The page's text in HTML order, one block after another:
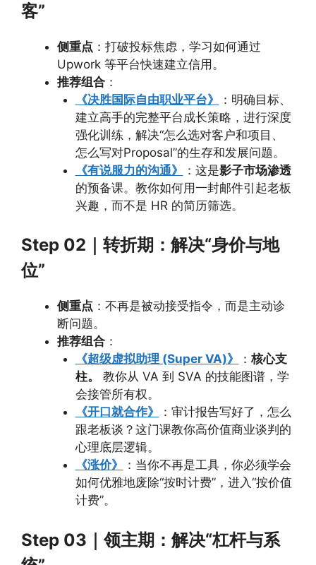
客”
侧重点 ：打破投标焦虑，学习如何通过
Upwork 等平台快速建立信用。
推荐组合 ：
《决胜国际自由职业平台》
：明确目标、
建立高手的完整平台成长策略，进行深度
强化训练，解决“怎么选对客户和项目、
怎么写对Proposal”的生存和发展问题。
《有说服力的沟通》
：这是影子市场渗透
的预备课。教你如何用一封邮件引起老板
兴趣，而不是 HR 的简历筛选。
Step 02｜转折期：解决“身价与地
位”
侧重点 ：不再是被动接受指令，而是主动诊
断问题。
推荐组合 ：
《超级虚拟助理 (Super VA)》
： 核心支
柱。
教你从 VA 到 SVA 的技能图谱，学
会接管所有权。
《开口就合作》
：审计报告写好了，怎么
跟老板谈？这门课教你高价值商业谈判的
心理底层逻辑。
《涨价》
：当你不再是工具，你必须学会
如何优雅地废除“按时计费”，进入“按价值
计费”。
Step 03｜领主期：解决“杠杆与系